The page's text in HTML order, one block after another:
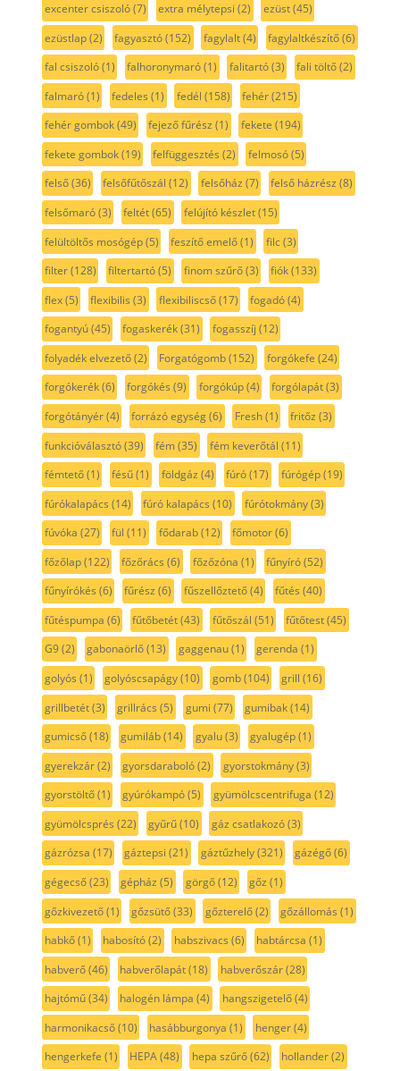
excenter csiszoló(7) extra mélytepsi (2) ezüst(45)
ezüstlap(2) fagyasztó(152) fagylalt(4) fagylaltkészítő(6)
fal csiszoló(1) falhoronymaró(1) falitartó(3) fali töltő(2)
falmaró(1) fedeles (1) fedél (158) fehér(215)
fehér gombok(49) fejező fűrész (1) fekete (194)
fekete gombok(19) felfüggesztés (2) felmosó(5)
felső(36) felsőfűtőszál (12) felsőház (7) felső házrész (8)
felsőmaró(3) feltét(65) felújító készlet(15)
felültöltős mosógép(5) feszítő emelő(1) filc(3)
filter(128) filtertartó(5) finom szűrő(3) fiók(133)
flex(5) flexibilis (3) flexibiliscső(17) fogadó(4)
fogantyú(45) fogaskerék(31) fogasszíj (12)
folyadék elvezető(2) Forgatógomb(152) forgókefe (24)
forgókerék(6) forgókés (9) forgókúp(4) forgólapát(3)
forgótányér(4) forrázó egység(6) Fresh(1) fritőz (3)
funkcióválasztó(39) fém(35) fém keverőtál (11)
fémtető(1) fésű(1) földgáz (4) fúró(17) fúrógép(19)
fúrókalapács (14) fúró kalapács (10) fúrótokmány(3)
fúvóka (27) fül (11) fődarab(12) főmotor(6)
főzőlap(122) főzőrács (6) főzőzóna (1) fűnyíró(52)
fűnyírókés (6) fűrész (6) fűszellőztető(4) fűtés (40)
fűtéspumpa (6) fűtőbetét(43) fűtőszál (51) fűtőtest(45)
G9(2) gabonaörlő(13) gaggenau(1) gerenda (1)
golyós (1) golyóscsapágy(10) gomb(104) grill (16)
grillbetét(3) grillrács (5) gumi (77) gumibak(14)
gumicső(18) gumiláb(14) gyalu(3) gyalugép(1)
gyerekzár(2) gyorsdaraboló(2) gyorstokmány(3)
gyorstöltő(1) gyúrókampó(5) gyümölcscentrifuga (12)
gyümölcsprés (22) gyűrű(10) gáz csatlakozó(3)
gázrózsa (17) gáztepsi (21) gáztűzhely(321) gázégő(6)
gégecső(23) gépház (5) görgő(12) gőz (1)
gőzkivezető(1) gőzsütő(33) gőzterelő(2) gőzállomás (1)
habkő(1) habosító(2) habszivacs (6) habtárcsa (1)
habverő(46) habverőlapát(18) habverőszár(28)
hajtómű(34) halogén lámpa (4) hangszigetelő(4)
harmonikacső(10) hasábburgonya (1) henger(4)
hengerkefe (1) HEPA(48) hepa szűrő(62) hollander(2)